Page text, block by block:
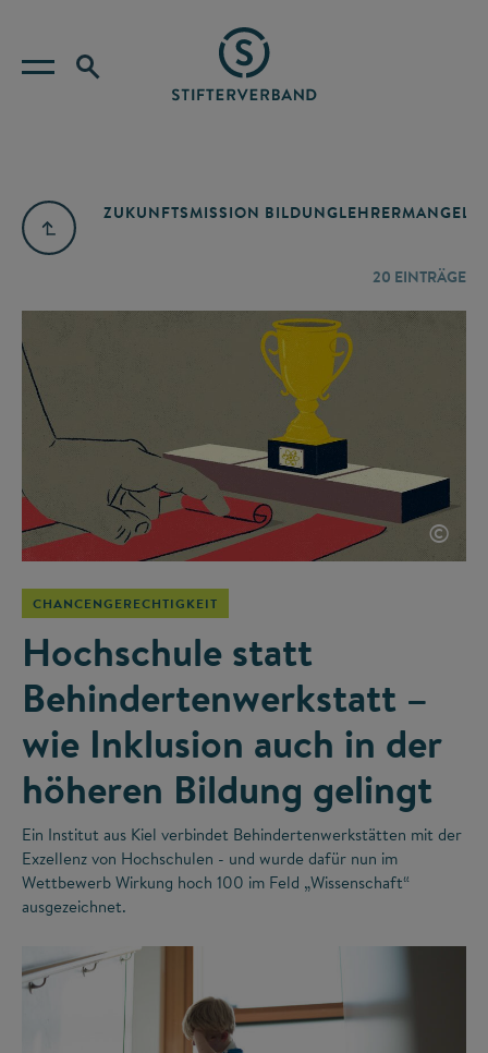
ZUKUNFTSMISSION BILDUNGLEHRERMANGEL
20 EINTRÄGE
©
CHANCENGERECHTIGKEIT
Hochschule statt
Behindertenwerkstatt –
wie Inklusion auch in der
höheren Bildung gelingt
Ein Institut aus Kiel verbindet Behindertenwerkstätten mit der
Exzellenz von Hochschulen - und wurde dafür nun im
Wettbewerb Wirkung hoch 100 im Feld „Wissenschaft“
ausgezeichnet.